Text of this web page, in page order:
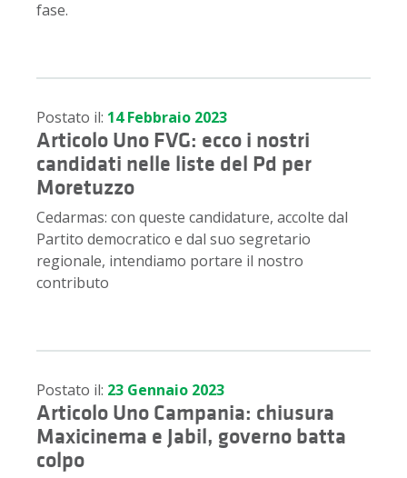
fase.
Postato il: 14 Febbraio 2023
Articolo Uno FVG: ecco i nostri
candidati nelle liste del Pd per
Moretuzzo
Cedarmas: con queste candidature, accolte dal
Partito democratico e dal suo segretario
regionale, intendiamo portare il nostro
contributo
Postato il: 23 Gennaio 2023
Articolo Uno Campania: chiusura
Maxicinema e Jabil, governo batta
colpo